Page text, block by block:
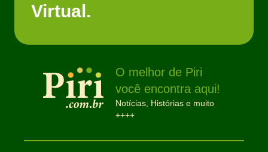
Virtual.
O melhor de Piri
você encontra aqui!
Notícias, Histórias e muito
++++